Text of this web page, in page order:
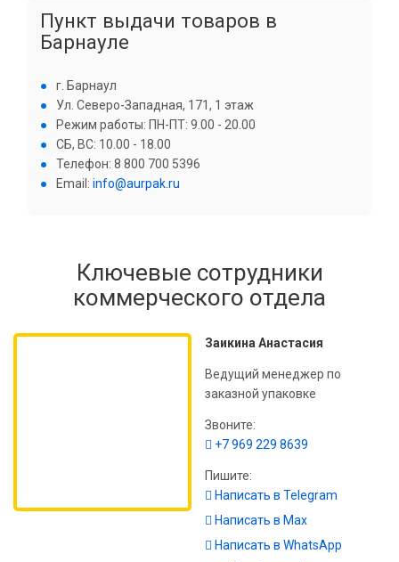
Пункт выдачи товаров в
Барнауле
г. Барнаул
​Ул. Северо-Западная, 171, ​1 этаж
Режим работы: ПН-ПТ: 9.00 - 20.00
СБ, ВС: 10.00 - 18.00
Телефон: ‎8 800 700 5396
Email: info@aurpak.ru
Ключевые сотрудники
коммерческого отдела
Заикина Анастасия
Ведущий менеджер по
заказной упаковке
Звоните:
+7 969 229 8639
Пишите:
Написать в Telegram
Написать в Max
Написать в WhatsApp